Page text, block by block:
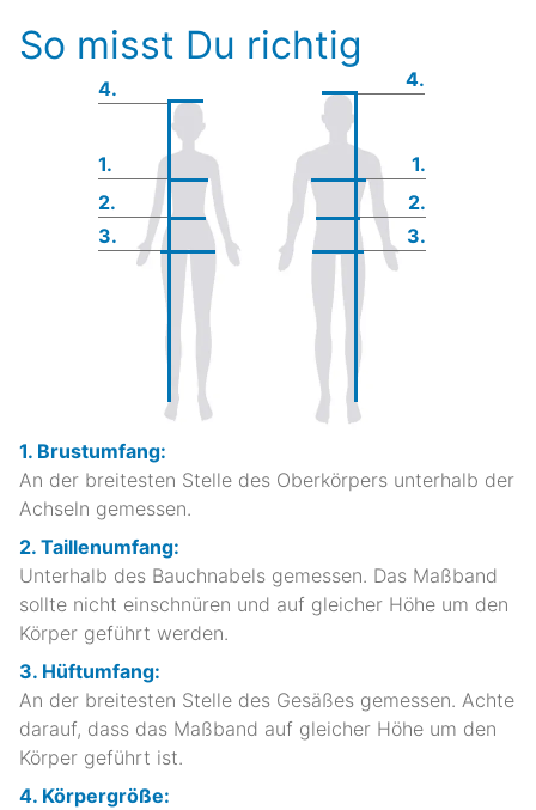
So misst Du richtig
1.
1.
2.
2.
3.
3.
4. 4.
1. Brustumfang:
An der breitesten Stelle des Oberkörpers unterhalb der
Achseln gemessen.
2. Taillenumfang:
Unterhalb des Bauchnabels gemessen. Das Maßband
sollte nicht einschnüren und auf gleicher Höhe um den
Körper geführt werden.
3. Hüftumfang:
An der breitesten Stelle des Gesäßes gemessen. Achte
darauf, dass das Maßband auf gleicher Höhe um den
Körper geführt ist.
4. Körpergröße: